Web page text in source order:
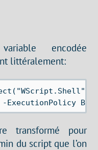
encodée
littéralement:
transformé pour
du script que l’on